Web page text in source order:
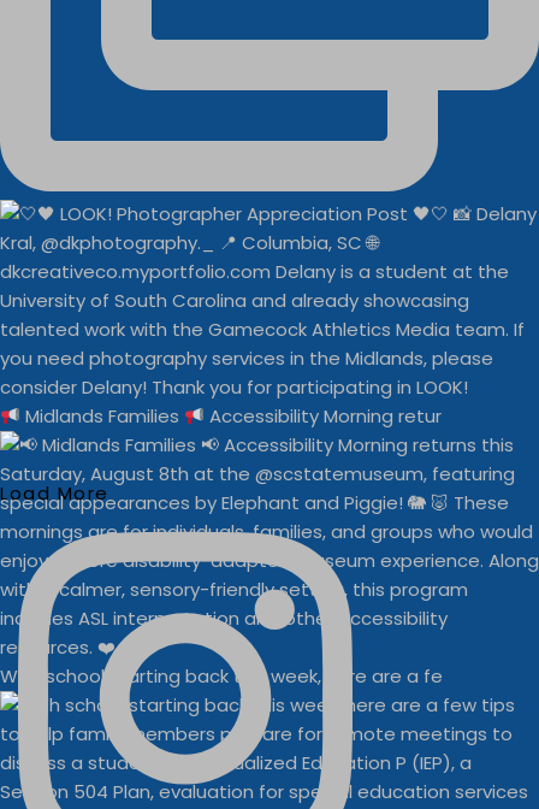
Midlands Families Accessibility Morning retur
With school starting back this week, here are a fe
Load More